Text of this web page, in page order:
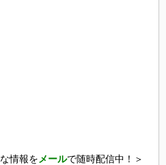
な情報を メールで随時配信中！＞